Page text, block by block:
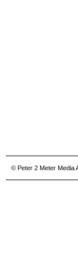
© Peter 2 Meter Media